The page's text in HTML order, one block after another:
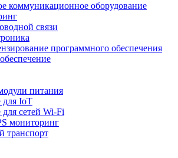
коммуникационное оборудование
связи
программного обеспечения
питания
для IoT
сетей Wi-Fi
мониторинг
транспорт